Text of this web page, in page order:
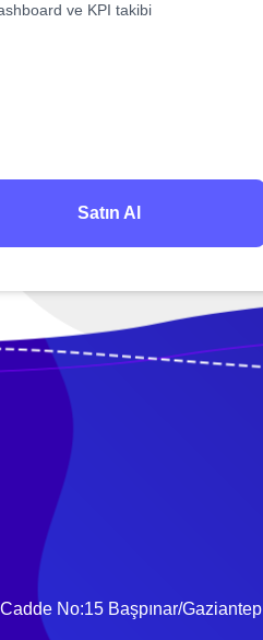
ve KPI takibi
Satın Al
No:15 Başpınar/Gaziantep